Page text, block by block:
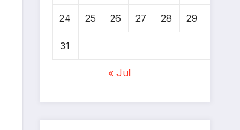
24 25 26 27 28 29
31
« Jul